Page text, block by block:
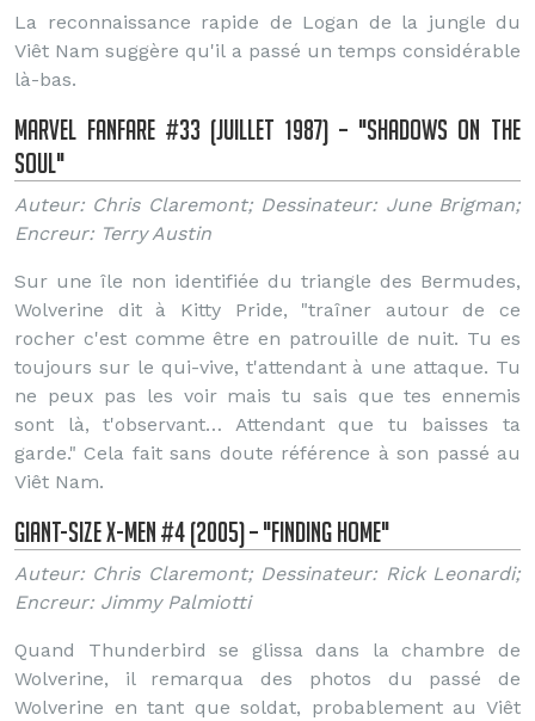
La reconnaissance rapide de Logan de la jungle du
Viêt Nam suggère qu'il a passé un temps considérable
là-bas.
Marvel Fanfare #33 (Juillet 1987) – "Shadows on the
Soul"
Auteur: Chris Claremont; Dessinateur: June Brigman;
Encreur: Terry Austin
Sur une île non identifiée du triangle des Bermudes,
Wolverine dit à Kitty Pride, "traîner autour de ce
rocher c'est comme être en patrouille de nuit. Tu es
toujours sur le qui-vive, t'attendant à une attaque. Tu
ne peux pas les voir mais tu sais que tes ennemis
sont là, t'observant… Attendant que tu baisses ta
garde." Cela fait sans doute référence à son passé au
Viêt Nam.
Giant-Size X-Men #4 (2005) – "Finding Home"
Auteur: Chris Claremont; Dessinateur: Rick Leonardi;
Encreur: Jimmy Palmiotti
Quand Thunderbird se glissa dans la chambre de
Wolverine, il remarqua des photos du passé de
Wolverine en tant que soldat, probablement au Viêt